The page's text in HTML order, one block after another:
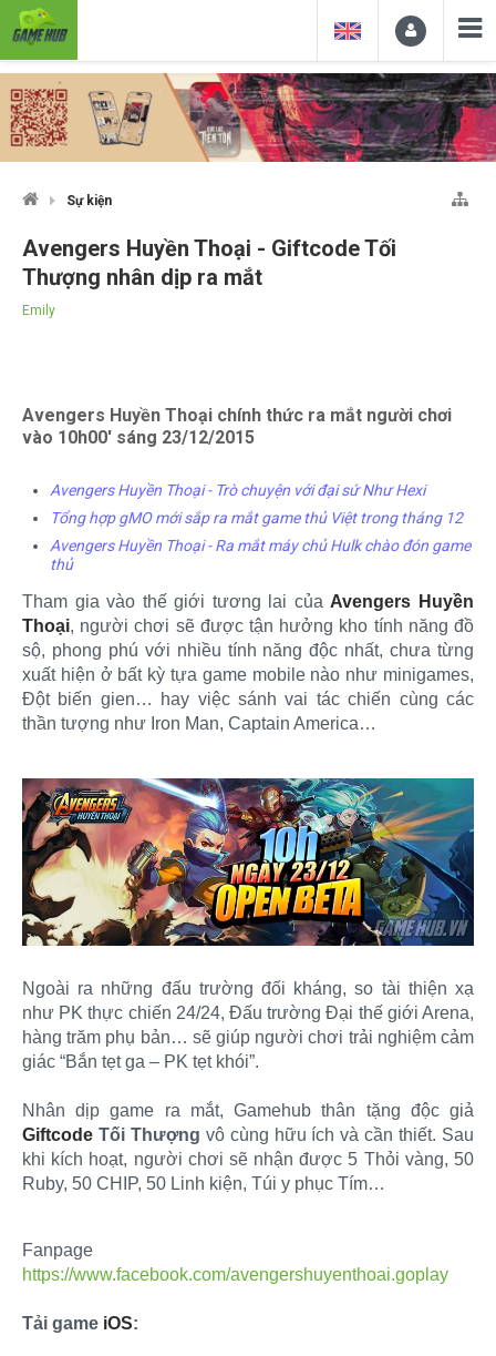
Sự kiện
Avengers Huyền Thoại - Giftcode Tối
Thượng nhân dịp ra mắt
Emily
Avengers Huyền Thoại chính thức ra mắt người chơi
vào 10h00' sáng 23/12/2015
Avengers Huyền Thoại - Trò chuyện với đại sứ Như Hexi
Tổng hợp gMO mới sắp ra mắt game thủ Việt trong tháng 12
Avengers Huyền Thoại - Ra mắt máy chủ Hulk chào đón game
thủ
Tham gia vào thế giới tương lai của Avengers Huyền
Thoại, người chơi sẽ được tận hưởng kho tính năng đồ
sộ, phong phú với nhiều tính năng độc nhất, chưa từng
xuất hiện ở bất kỳ tựa game mobile nào như minigames,
Đột biến gien… hay việc sánh vai tác chiến cùng các
thần tượng như Iron Man, Captain America…
Ngoài ra những đấu trường đối kháng, so tài thiện xạ
như PK thực chiến 24/24, Đấu trường Đại thế giới Arena,
hàng trăm phụ bản… sẽ giúp người chơi trải nghiệm cảm
giác “Bắn tẹt ga – PK tẹt khói”.
Nhân dịp game ra mắt, Gamehub thân tặng độc giả
Giftcode Tối Thượng vô cùng hữu ích và cần thiết. Sau
khi kích hoạt, người chơi sẽ nhận được 5 Thỏi vàng, 50
Ruby, 50 CHIP, 50 Linh kiện, Túi y phục Tím…​
Fanpage
https://www.facebook.com/avengershuyenthoai.goplay
Tải game iOS: